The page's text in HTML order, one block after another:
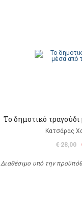
Το δημοτικό τραγούδι
Κατσάρας
€ 28,00
Διαθέσιμο υπό την